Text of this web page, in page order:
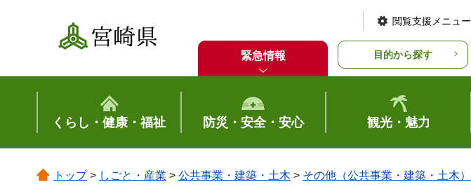
宮崎県
閲覧支援メニュー
緊急情報 目的から探す
くらし・健康・福祉 防災・安全・安心 観光・魅力
トップ> しごと・産業 > 公共事業・建築・土木 > その他（公共事業・建築・土木）